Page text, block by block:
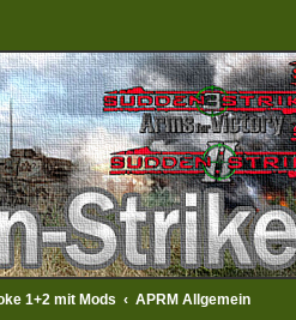
1+2 mit Mods APRM Allgemein